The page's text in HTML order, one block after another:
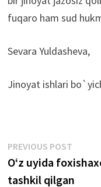
fuqaro ham sud
Sevara Yuldasheva,
Jinoyat ishlari
Post
menyusi
PREVIOUS POST
post:
O‘z uyida
tashkil qilgan